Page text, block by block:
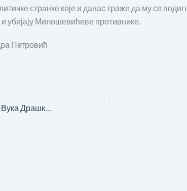
странке које и данас траже да му се
убијају Милошевићеве противнике.
Петровић
Двадесет година од атентата на Вука Драшковића